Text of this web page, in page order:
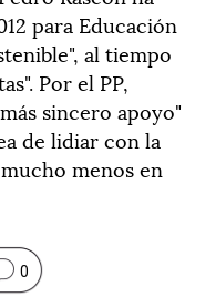
para Educación
al tiempo
Por el PP,
sincero apoyo"
de lidiar con la
menos en
0